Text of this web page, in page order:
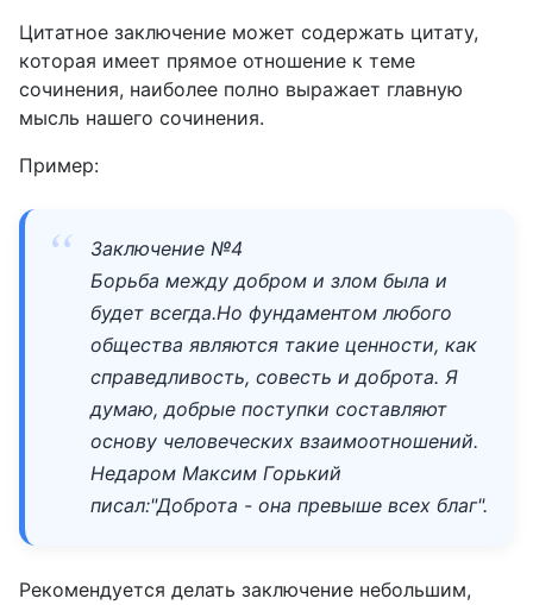
Цитатное заключение может содержать цитату,
которая имеет прямое отношение к теме
сочинения, наиболее полно выражает главную
мысль нашего сочинения.
Пример:
Заключение №4
Борьба между добром и злом была и
будет всегда.Но фундаментом любого
общества являются такие ценности, как
справедливость, совесть и доброта. Я
думаю, добрые поступки составляют
основу человеческих взаимоотношений.
Недаром Максим Горький
писал:"Доброта - она превыше всех благ".
Рекомендуется делать заключение небольшим,